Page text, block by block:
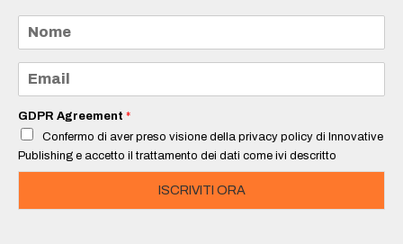
m
e
a
i
*
GDPR Agreement *
Confermo di aver preso visione della privacy policy di Innovative
Publishing e accetto il trattamento dei dati come ivi descritto
ISCRIVITI ORA